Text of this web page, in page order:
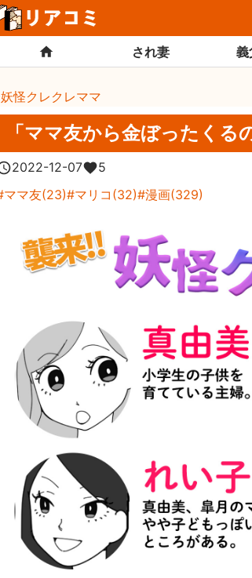
され妻 義
妖怪クレクレママ
「ママ友から金ぼったく
2022-12-07
5
ママ友(23) マリコ (32) 漫画(329)